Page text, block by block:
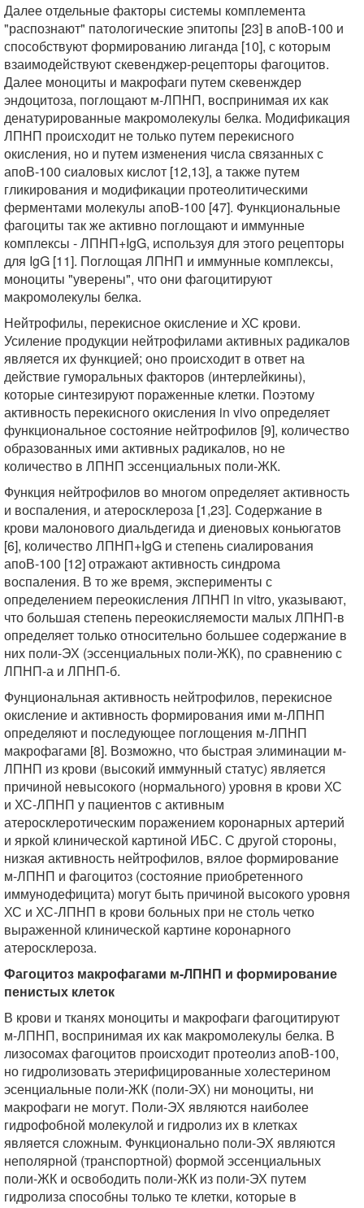
Далее отдельные факторы системы комплемента
"распознают" патологические эпитопы [23] в апоВ-100 и
способствуют формированию лиганда [10], с которым
взаимодействуют скевенджер-рецепторы фагоцитов.
Далее моноциты и макрофаги путем скевенждер
эндоцитоза, поглощают м-ЛПНП, воспринимая их как
денатурированные макромолекулы белка. Модификация
ЛПНП происходит не только путем перекисного
окисления, но и путем изменения числа связанных с
апоВ-100 сиаловых кислот [12,13], a также путем
гликирования и модификации протеолитическими
ферментами молекулы апоВ-100 [47]. Функциональные
фагоциты так же активно поглощают и иммунные
комплексы - ЛПНП+IgG, используя для этого рецепторы
для IgG [11]. Поглощая ЛПНП и иммунные комплексы,
моноциты "уверены", что они фагоцитируют
макромолекулы белка.
Нейтрофилы, перекисное окисление и ХС крови.
Усиление продукции нейтрофилами активных радикалов
является их функцией; оно происходит в ответ на
действие гуморальных факторов (интерлейкины),
которые синтезируют пораженные клетки. Поэтому
активность перекисного окисления in vivo определяет
функциональное состояние нейтрофилов [9], количество
образованных ими активных радикалов, но не
количество в ЛПНП эссенциальных поли-ЖК.
Функция нейтрофилов во многом определяет активность
и воспаления, и атеросклероза [1,23]. Содержание в
крови малонового диальдегида и диеновых коньюгатов
[6], количество ЛПНП+IgG и степень сиалирования
апоВ-100 [12] отражают активность синдрома
воспаления. В то же время, эксперименты с
определением переокисления ЛПНП in vitro, указывают,
что большая степень переокисляемости малых ЛПНП-в
определяет только относительно большее содержание в
них поли-ЭХ (эссенциальных поли-ЖК), по сравнению с
ЛПНП-а и ЛПНП-б.
Фунциональная активность нейтрофилов, перекисное
окисление и активность формирования ими м-ЛПНП
определяют и последующее поглощения м-ЛПНП
макрофагами [8]. Возможно, что быстрая элиминации м-
ЛПНП из крови (высокий иммунный статус) является
причиной невысокого (нормального) уровня в крови ХС
и ХС-ЛПНП у пациентов с активным
атеросклеротическим поражением коронарных артерий
и яркой клинической картиной ИБС. С другой стороны,
низкая активность нейтрофилов, вялое формирование
м-ЛПНП и фагоцитоз (состояние приобретенного
иммунодефицита) могут быть причиной высокого уровня
ХС и ХС-ЛПНП в крови больных при не столь четко
выраженной клинической картине коронарного
атеросклероза.
Фагоцитоз макрофагами м-ЛПНП и формирование
пенистых клеток
В крови и тканях моноциты и макрофаги фагоцитируют
м-ЛПНП, воспринимая их как макромолекулы белка. В
лизосомах фагоцитов происходит протеолиз апоВ-100,
но гидролизовать этерифицированные холестерином
эсенциальные поли-ЖК (поли-ЭХ) ни моноциты, ни
макрофаги не могут. Поли-ЭХ являются наиболее
гидрофобной молекулой и гидролиз их в клетках
является сложным. Функционально поли-ЭХ являются
неполярной (транспортной) формой эссенциальных
поли-ЖК и освободить поли-ЖК из поли-ЭХ путем
гидролиза cпособны только те клетки, которые в